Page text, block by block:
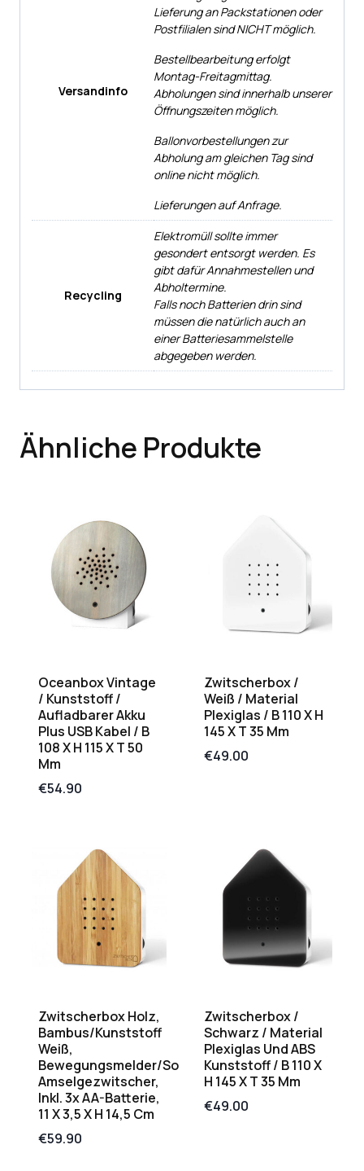
Versandinfo
Lieferung an Packstationen oder
Postfilialen sind NICHT möglich.
Bestellbearbeitung erfolgt
Montag-Freitagmittag.
Abholungen sind innerhalb unserer
Öffnungszeiten möglich.
Ballonvorbestellungen zur
Abholung am gleichen Tag sind
online nicht möglich.
Lieferungen auf Anfrage.
Recycling
Elektromüll sollte immer
gesondert entsorgt werden. Es
gibt dafür Annahmestellen und
Abholtermine.
Falls noch Batterien drin sind
müssen die natürlich auch an
einer Batteriesammelstelle
abgegeben werden.
Ähnliche Produkte
Oceanbox Vintage
/ Kunststoff /
Aufladbarer Akku
Plus USB Kabel / B
108 X H 115 X T 50
Mm
€54.90
Zwitscherbox /
Weiß / Material
Plexiglas / B 110 X H
145 X T 35 Mm
€49.00
Zwitscherbox Holz,
Bambus/Kunststoff
Weiß,
Bewegungsmelder/Sound
Amselgezwitscher,
Inkl. 3x AA-Batterie,
11 X 3,5 X H 14,5 Cm
€59.90
Zwitscherbox /
Schwarz / Material
Plexiglas Und ABS
Kunststoff / B 110 X
H 145 X T 35 Mm
€49.00